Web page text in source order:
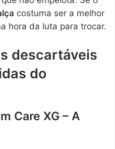
costuma ser a melhor
hora da luta para trocar.
descartáveis
do
Care XG – A